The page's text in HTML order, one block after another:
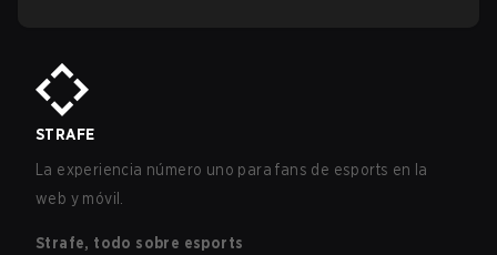
STRAFE
La experiencia número uno para fans de esports en la
web y móvil.
Strafe, todo sobre esports